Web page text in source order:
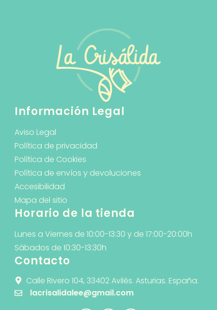
Información Legal
Aviso Legal
Política de privacidad
Política de Cookies
Política de envíos y devoluciones
Accesibilidad
Mapa del sitio
Horario de la tienda
Lunes a Viernes de 10:00-13:30 y de 17:00-20:00h
Sábados de 10:30-13:30h
Contacto
Calle Rivero 104, 33402 Avilés. Asturias. España.
lacrisalidalee@gmail.com